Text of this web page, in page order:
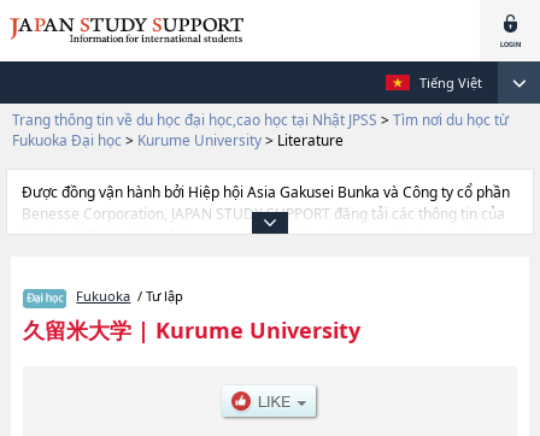
Tiếng Việt
Trang thông tin về du học đại học,cao học tại Nhật JPSS > Tìm nơi du học từ
Fukuoka Đại học > Kurume University> Literature
Được đồng vận hành bởi Hiệp hội Asia Gakusei Bunka và Công ty cổ phần
Benesse Corporation, JAPAN STUDY SUPPORT đăng tải các thông tin của
khoảng 1.300 trường đại học, cao học, trường đại học ngắn hạn, trường
cần thiết dành cho du học sinh, như là về các Ngành LiteraturehoặcNgành
LawhoặcNgành EconomicshoặcNgành CommercehoặcNgành Human
Health, thông tin về từng ngành học, thông tin liên quan đến thi tuyển như
Fukuoka / Tư lập
久留米大学| Kurume University